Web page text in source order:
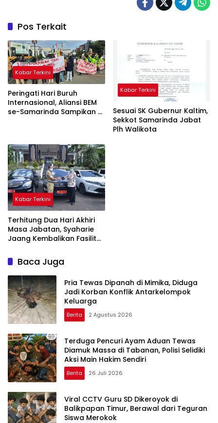
Pos Terkait
Kabar Terkini
Peringati Hari Buruh
Internasional, Aliansi BEM
se-Samarinda Sampikan 4
Kabar Terkini
Sesuai SK Gubernur Kaltim,
Sekkot Samarinda Jabat
Plh Walikota
Kabar Terkini
Terhitung Dua Hari Akhiri
Masa Jabatan, Syaharie
Jaang Kembalikan Fasilitas
Baca Juga
Pria Tewas Dipanah di Mimika, Diduga
Jadi Korban Konflik Antarkelompok
Keluarga
Berita 2 Agustus 2026
Terduga Pencuri Ayam Aduan Tewas
Diamuk Massa di Tabanan, Polisi Selidiki
Aksi Main Hakim Sendiri
Berita 26 Juli 2026
Viral CCTV Guru SD Dikeroyok di
Balikpapan Timur, Berawal dari Teguran
Siswa Merokok